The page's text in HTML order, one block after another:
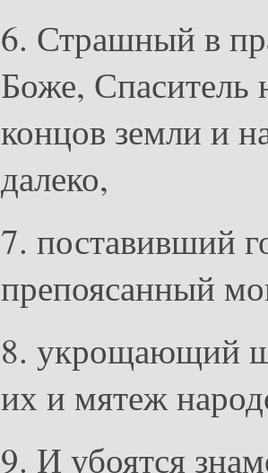
6. Страшный в
Боже, Спаситель
концов земли и
далеко,
7. поставивший
препоясанный
8. укрощающий
их и мятеж
9. И убоятся